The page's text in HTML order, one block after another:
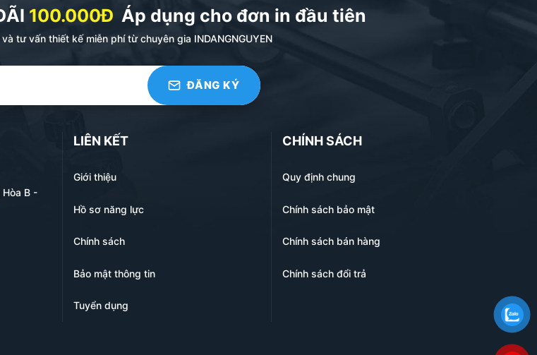
100.000Đ Áp dụng cho đơn in đầu tiên
tư vấn thiết kế miễn phí từ chuyên gia INDANGNGUYEN
B -
LIÊN KẾT
Giới thiệu
Hồ sơ năng lực
Chính sách
Bảo mật thông tin
Tuyển dụng
CHÍNH SÁCH
Quy định chung
Chính sách bảo mật
Chính sách bán hàng
Chính sách đổi trả